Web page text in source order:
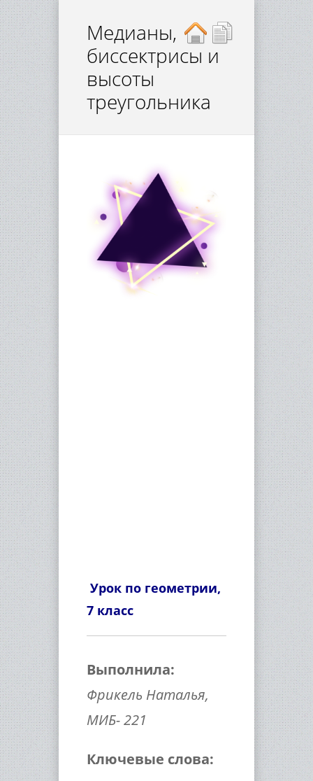
Медианы,
биссектрисы и
высоты
треугольника
Урок по геометрии,
7 класс
Выполнила:
Фрикель Наталья,
МИБ- 221
Ключевые слова: